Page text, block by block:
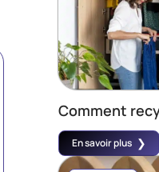
Comment
En savoir plus